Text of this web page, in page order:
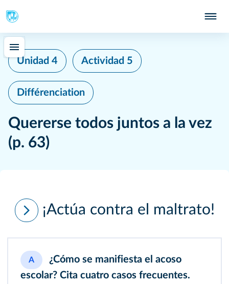
Unidad 4 Actividad 5
Différenciation
Quererse todos juntos a la vez
(p. 63)
¡Actúa contra el maltrato!
A
escolar? Cita cuatro casos frecuentes.